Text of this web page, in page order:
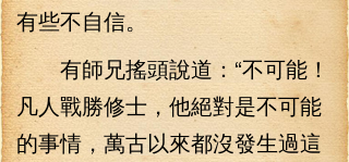
有些不自信。
有師兄搖頭說道：“不可能！
凡人戰勝修士，他絕對是不可能
的事情，萬古以來都沒發生過這